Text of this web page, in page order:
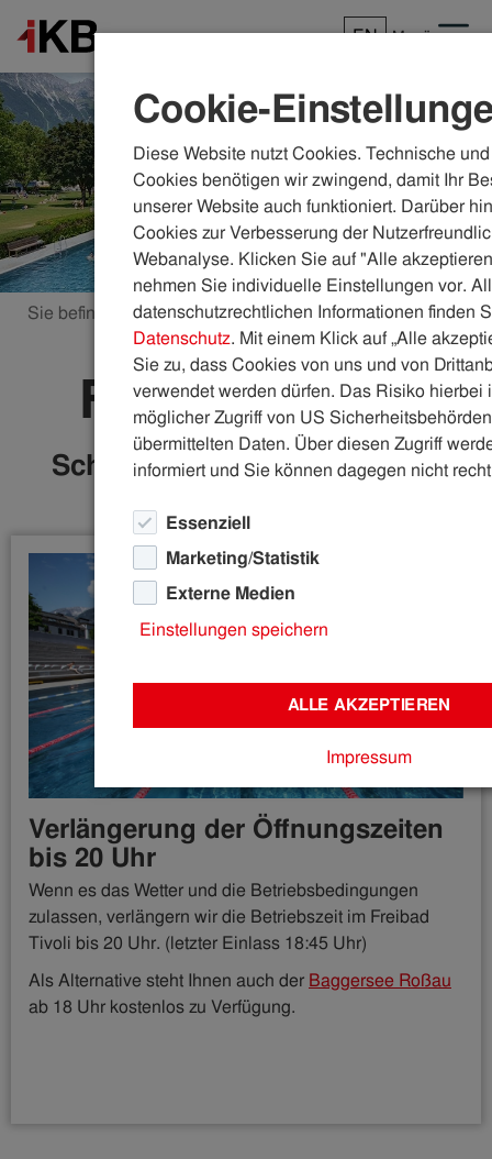
EN Menü
Sie befinden sich hier: ikb.at Bäder Freibad Tivoli
Freibad Tivoli
Schwimmen, Sport und Spaß
Verlängerung der Öffnungszeiten
bis 20 Uhr
Wenn es das Wetter und die Betriebsbedingungen
zulassen, verlängern wir die Betriebszeit im Freibad
Tivoli bis 20 Uhr. (letzter Einlass 18:45 Uhr)
Als Alternative steht Ihnen auch der Baggersee Roßau
ab 18 Uhr kostenlos zu Verfügung.
Cookie-
Diese Website nutzt Cookies. Technische
Cookies benötigen wir zwingend, damit Ihr
unserer Website auch funktioniert. Darüber
Cookies zur Verbesserung der
Webanalyse. Klicken Sie auf "Alle
nehmen Sie individuelle Einstellungen vor.
datenschutzrechtlichen Informationen finden
Datenschutz. Mit einem Klick auf „Alle
Sie zu, dass Cookies von uns und von
verwendet werden dürfen. Das Risiko hierbei
möglicher Zugriff von US
übermittelten Daten. Über diesen Zugriff
informiert und Sie können dagegen nicht
Essenziell
Marketing/Statistik
Externe Medien
Einstellungen speichern
ALLE AKZEPTIEREN
Impressum